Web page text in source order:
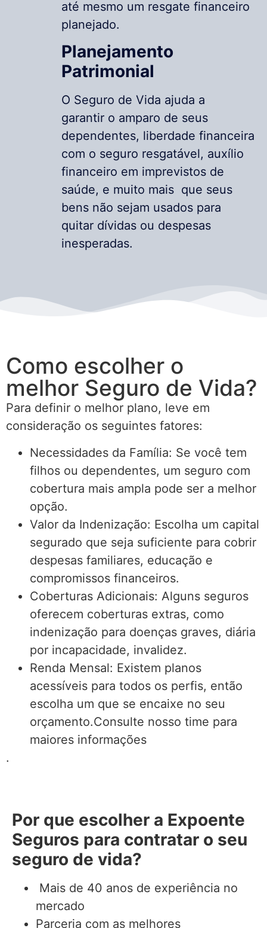
até mesmo um resgate financeiro
planejado.
Planejamento
Patrimonial
O Seguro de Vida ajuda a
garantir o amparo de seus
dependentes, liberdade financeira
com o seguro resgatável, auxílio
financeiro em imprevistos de
saúde, e muito mais que seus
bens não sejam usados para
quitar dívidas ou despesas
inesperadas.
Como escolher o
melhor Seguro de Vida?
Para definir o melhor plano, leve em
consideração os seguintes fatores:
Necessidades da Família: Se você tem
filhos ou dependentes, um seguro com
cobertura mais ampla pode ser a melhor
opção.
Valor da Indenização: Escolha um capital
segurado que seja suficiente para cobrir
despesas familiares, educação e
compromissos financeiros.
Coberturas Adicionais: Alguns seguros
oferecem coberturas extras, como
indenização para doenças graves, diária
por incapacidade, invalidez.
Renda Mensal: Existem planos
acessíveis para todos os perfis, então
escolha um que se encaixe no seu
orçamento.Consulte nosso time para
maiores informações
.
Por que escolher a Expoente
Seguros para contratar o seu
seguro de vida?
Mais de 40 anos de experiência no
mercado
Parceria com as melhores